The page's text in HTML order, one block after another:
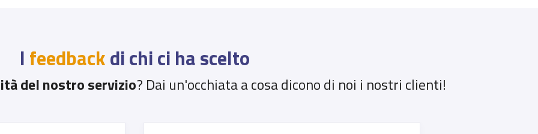
I feedbackdi chi ci ha scelto
del nostro servizio? Dai un'occhiata a cosa dicono di noi i nostri clienti!